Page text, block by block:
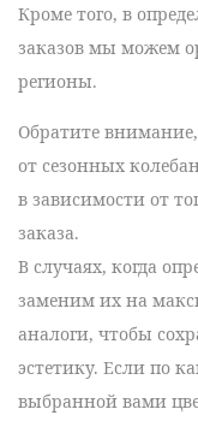
Кроме того, в
заказов мы можем
регионы.
Обратите
от сезонных
в зависимости от
заказа.
В случаях, когда
заменим их на
аналоги, чтобы
эстетику. Если по
выбранной вами